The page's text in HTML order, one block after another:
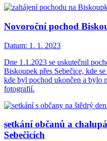
Novoroční pochod
Datum: 1. 1. 2023
Dne 1.1.2023 se uskutečnil
Biskoupek přes Sebečice, kde
kde byl pochod ukončen a bylo
fotografií.
setkání občanů a
Sebečicích